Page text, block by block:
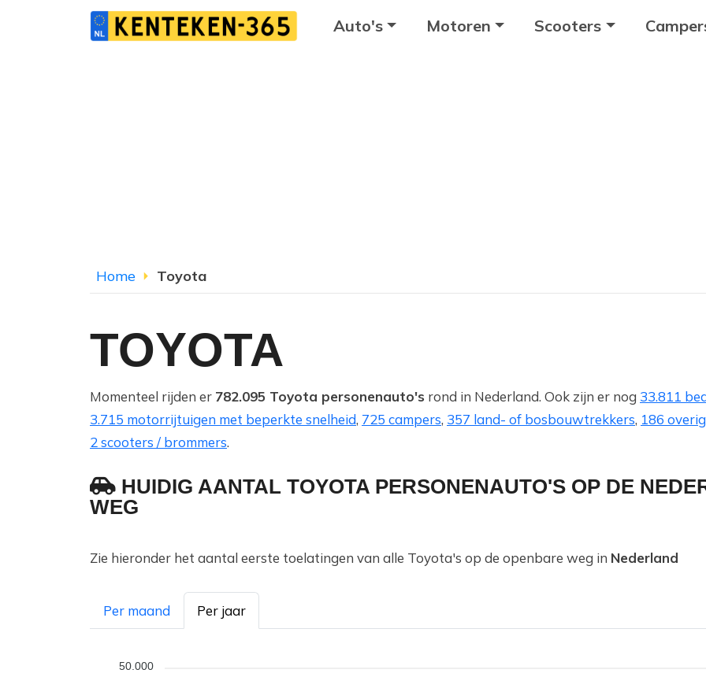
Auto's Motoren Scooters
Home Toyota
TOYOTA
Momenteel rijden er 782.095 Toyota personenauto's rond in Nederland. Ook zijn er nog 33.811
3.715 motorrijtuigen met beperkte snelheid, 725 campers, 357 land- of bosbouwtrekkers, 186
2 scooters / brommers.
HUIDIG AANTAL TOYOTA PERSONENAUTO'S OP DE
WEG
Zie hieronder het aantal eerste toelatingen van alle Toyota's op de openbare weg in Nederland
Per maand Per jaar
50.000